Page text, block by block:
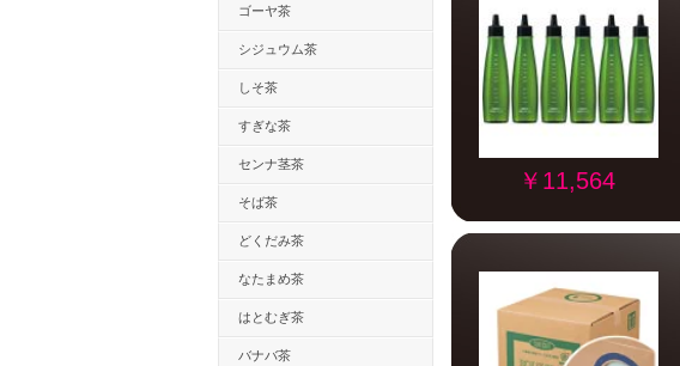
ゴーヤ茶
シジュウム茶
しそ茶
すぎな茶
センナ茎茶
そば茶
どくだみ茶
なたまめ茶
はとむぎ茶
バナバ茶
￥11,564